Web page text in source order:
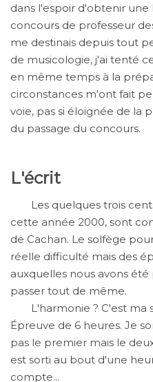
dans l'espoir d'obtenir une
concours de professeur
me destinais depuis tout
de musicologie, j'ai tenté
en même temps à la
circonstances m'ont fait
voie, pas si éloignée de la
du passage du concours.
L'écrit
Les quelques trois
cette année 2000, sont
de Cachan. Le solfège
réelle difficulté mais des
auxquelles nous avons
passer tout de même.
L'harmonie ? C'est ma
Épreuve de 6 heures. Je
pas le premier mais le
est sorti au bout d'une
compte...